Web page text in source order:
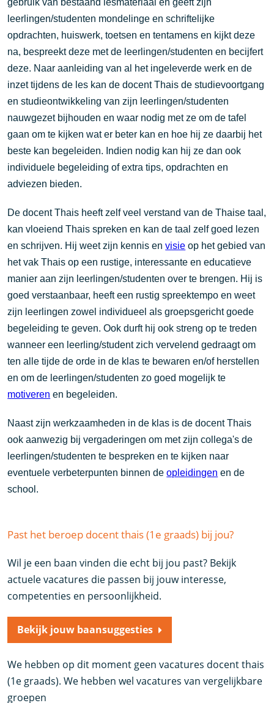
gebruik van bestaand lesmateriaal en geeft zijn
leerlingen/studenten mondelinge en schriftelijke
opdrachten, huiswerk, toetsen en tentamens en kijkt deze
na, bespreekt deze met de leerlingen/studenten en becijfert
deze. Naar aanleiding van al het ingeleverde werk en de
inzet tijdens de les kan de docent Thais de studievoortgang
en studieontwikkeling van zijn leerlingen/studenten
nauwgezet bijhouden en waar nodig met ze om de tafel
gaan om te kijken wat er beter kan en hoe hij ze daarbij het
beste kan begeleiden. Indien nodig kan hij ze dan ook
individuele begeleiding of extra tips, opdrachten en
adviezen bieden.
De docent Thais heeft zelf veel verstand van de Thaise taal,
kan vloeiend Thais spreken en kan de taal zelf goed lezen
en schrijven. Hij weet zijn kennis envisie op het gebied van
het vak Thais op een rustige, interessante en educatieve
manier aan zijn leerlingen/studenten over te brengen. Hij is
goed verstaanbaar, heeft een rustig spreektempo en weet
zijn leerlingen zowel individueel als groepsgericht goede
begeleiding te geven. Ook durft hij ook streng op te treden
wanneer een leerling/student zich vervelend gedraagt om
ten alle tijde de orde in de klas te bewaren en/of herstellen
en om de leerlingen/studenten zo goed mogelijk te
motiveren en begeleiden.
Naast zijn werkzaamheden in de klas is de docent Thais
ook aanwezig bij vergaderingen om met zijn collega's de
leerlingen/studenten te bespreken en te kijken naar
eventuele verbeterpunten binnen deopleidingen en de
school.
Past het beroep docent thais (1e graads) bij jou?
Wil je een baan vinden die echt bij jou past? Bekijk
actuele vacatures die passen bij jouw interesse,
competenties en persoonlijkheid.
Bekijk jouw baansuggesties
We hebben op dit moment geen vacatures docent thais
(1e graads). We hebben wel vacatures van vergelijkbare
groepen